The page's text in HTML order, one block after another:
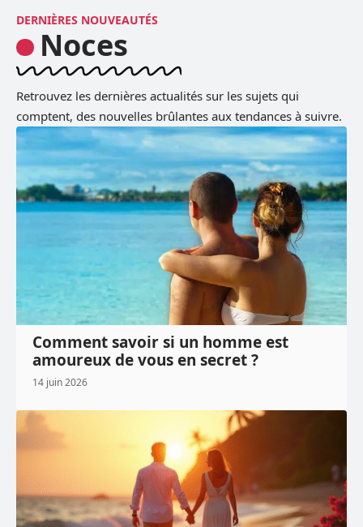
DERNIÈRES NOUVEAUTÉS
Noces
Retrouvez les dernières actualités sur les sujets qui
comptent, des nouvelles brûlantes aux tendances à suivre.
Comment savoir si un homme est
amoureux de vous en secret ?
14 juin 2026